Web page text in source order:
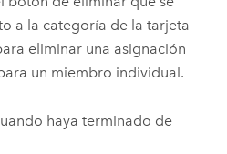
a la categoría de la tarjeta
eliminar una asignación
un miembro individual.
haya terminado de